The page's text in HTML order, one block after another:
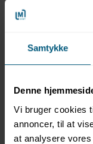
Samtykke
Denne
Vi bruger cookies
annoncer, til at
at analysere
2216S2000-500L4